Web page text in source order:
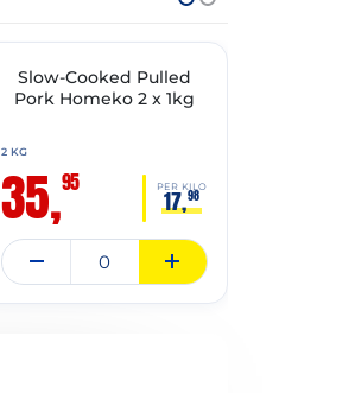
✓ VAST ASSORTIMENT
Slow-Cooked Pulled
Pork Homeko 2 x 1kg
2 KG
35,95 PER KILO
17,98